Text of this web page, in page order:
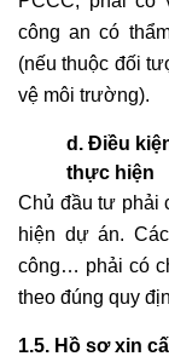
công an có
(nếu thuộc đối
vệ môi trường).
d. Điều
thực hiện
Chủ đầu tư phải
hiện dự án.
công… phải có
theo đúng quy
1.5. Hồ sơ xin